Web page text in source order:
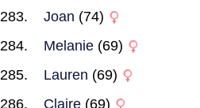
Joan (74)
Melanie (69)
Lauren (69)
Claire (69)